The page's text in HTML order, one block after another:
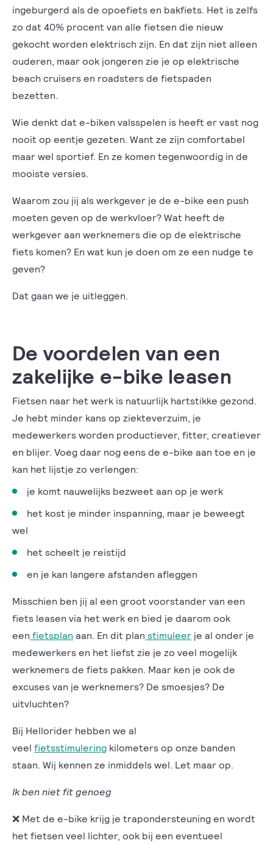
ingeburgerd als de opoefiets en bakfiets. Het is zelfs
zo dat 40% procent van alle fietsen die nieuw
gekocht worden elektrisch zijn. En dat zijn niet alleen
ouderen, maar ook jongeren zie je op elektrische
beach cruisers en roadsters de fietspaden
bezetten.
Wie denkt dat e-biken valsspelen is heeft er vast nog
nooit op eentje gezeten. Want ze zijn comfortabel
maar wel sportief. En ze komen tegenwoordig in de
mooiste versies.
Waarom zou jij als werkgever je de e-bike een push
moeten geven op de werkvloer? Wat heeft de
werkgever aan werknemers die op de elektrische
fiets komen? En wat kun je doen om ze een nudge te
geven?
Dat gaan we je uitleggen.
De voordelen van een
zakelijke e-bike leasen
Fietsen naar het werk is natuurlijk hartstikke gezond.
Je hebt minder kans op ziekteverzuim, je
medewerkers worden productiever, fitter, creatiever
en blijer. Voeg daar nog eens de e-bike aan toe en je
kan het lijstje zo verlengen:
je komt nauwelijks bezweet aan op je werk
het kost je minder inspanning, maar je beweegt
wel
het scheelt je reistijd
en je kan langere afstanden afleggen
Misschien ben jij al een groot voorstander van een
fiets leasen via het werk en bied je daarom ook
een fietsplan aan. En dit plan stimuleer je al onder je
medewerkers en het liefst zie je zo veel mogelijk
werknemers de fiets pakken. Maar ken je ook de
excuses van je werknemers? De smoesjes? De
uitvluchten?
Bij Hellorider hebben we al
veel fietsstimulering kilometers op onze banden
staan. Wij kennen ze inmiddels wel. Let maar op.
Ik ben niet fit genoeg
❌ Met de e-bike krijg je trapondersteuning en wordt
het fietsen veel lichter, ook bij een eventueel